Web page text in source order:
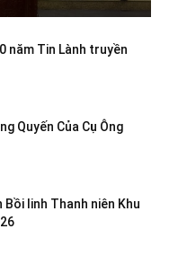
năm Tin Lành truyền
Quyến Của Cụ Ông
linh Thanh niên Khu